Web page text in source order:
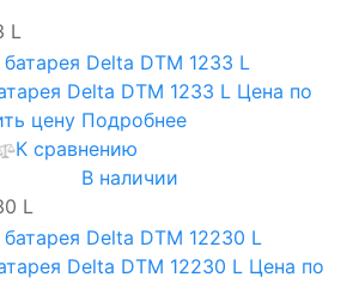
L
Delta DTM 1233 L Цена по
цену Подробнее
К сравнению
В наличии
L
Delta DTM 12230 L Цена по